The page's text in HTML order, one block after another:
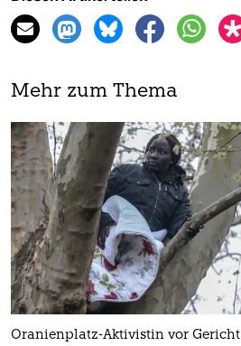
Mehr zum Thema
Oranienplatz-Aktivistin vor Gericht